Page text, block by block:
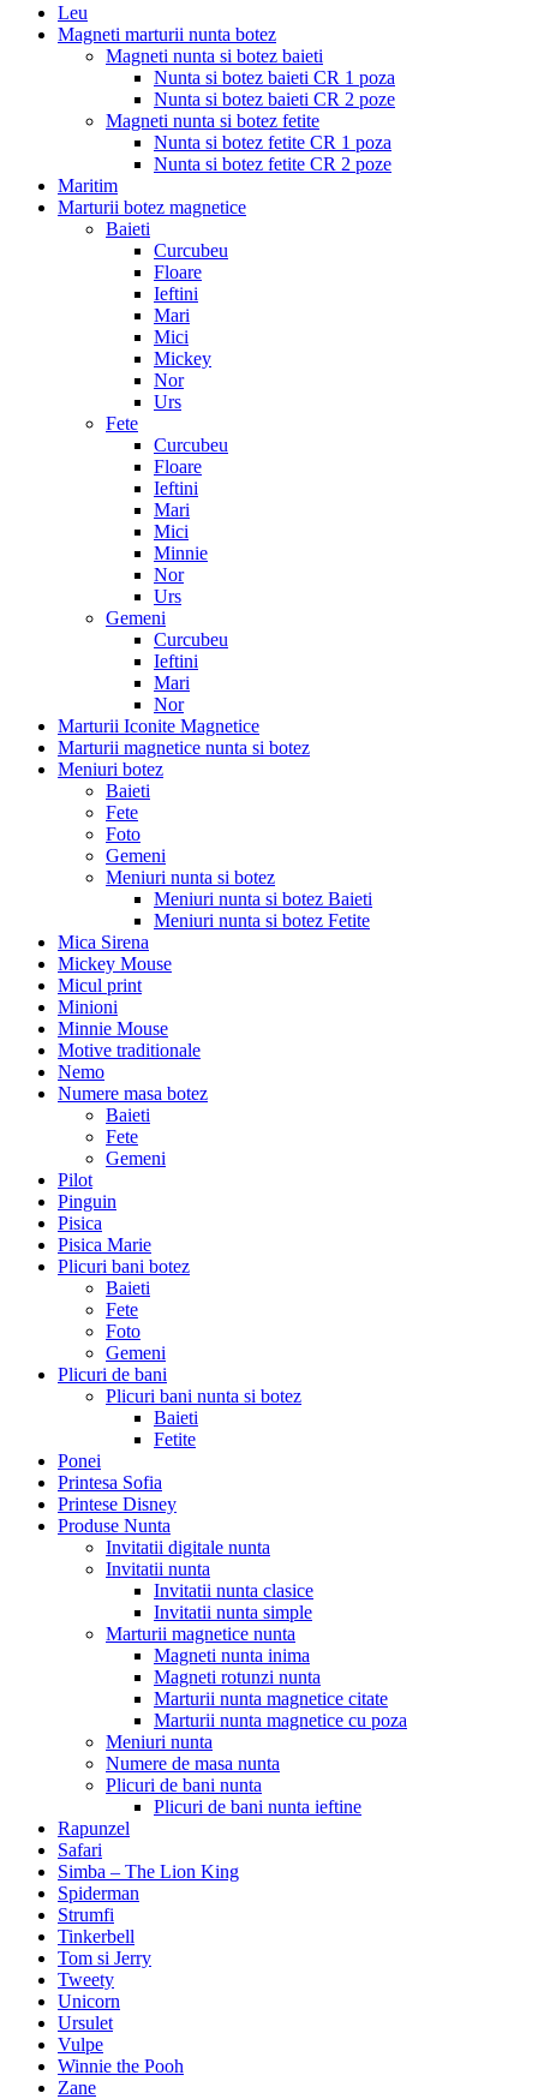
Leu
Magneti marturii nunta botez
Magneti nunta si botez baieti
Nunta si botez baieti CR 1 poza
Nunta si botez baieti CR 2 poze
Magneti nunta si botez fetite
Nunta si botez fetite CR 1 poza
Nunta si botez fetite CR 2 poze
Maritim
Marturii botez magnetice
Baieti
Curcubeu
Floare
Ieftini
Mari
Mici
Mickey
Nor
Urs
Fete
Curcubeu
Floare
Ieftini
Mari
Mici
Minnie
Nor
Urs
Gemeni
Curcubeu
Ieftini
Mari
Nor
Marturii Iconite Magnetice
Marturii magnetice nunta si botez
Meniuri botez
Baieti
Fete
Foto
Gemeni
Meniuri nunta si botez
Meniuri nunta si botez Baieti
Meniuri nunta si botez Fetite
Mica Sirena
Mickey Mouse
Micul print
Minioni
Minnie Mouse
Motive traditionale
Nemo
Numere masa botez
Baieti
Fete
Gemeni
Pilot
Pinguin
Pisica
Pisica Marie
Plicuri bani botez
Baieti
Fete
Foto
Gemeni
Plicuri de bani
Plicuri bani nunta si botez
Baieti
Fetite
Ponei
Printesa Sofia
Printese Disney
Produse Nunta
Invitatii digitale nunta
Invitatii nunta
Invitatii nunta clasice
Invitatii nunta simple
Marturii magnetice nunta
Magneti nunta inima
Magneti rotunzi nunta
Marturii nunta magnetice citate
Marturii nunta magnetice cu poza
Meniuri nunta
Numere de masa nunta
Plicuri de bani nunta
Plicuri de bani nunta ieftine
Rapunzel
Safari
Simba – The Lion King
Spiderman
Strumfi
Tinkerbell
Tom si Jerry
Tweety
Unicorn
Ursulet
Vulpe
Winnie the Pooh
Zane